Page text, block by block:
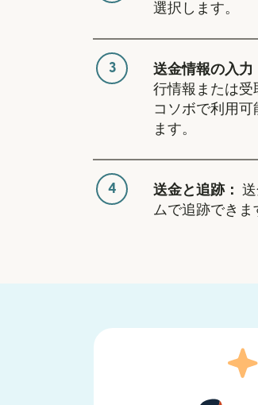
選択します。
3 送金情報の入力
行情報または受
コソボで利用可
ます。
4 送金と追跡：
ムで追跡できま